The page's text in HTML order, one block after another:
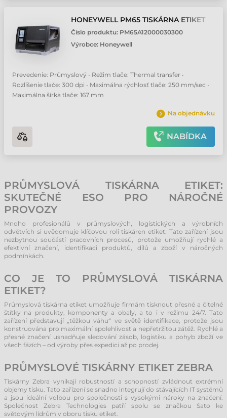
HONEYWELL PM65 TISKÁRNA ETIKET
Číslo produktu: PM65A12000030300
Výrobce: Honeywell
Prevedenie: Průmyslový • Režim tlače: Thermal transfer •
Rozlíšenie tlače: 300 dpi • Maximálna rýchlosť tlače: 250 mm/sec •
Maximálna šírka tlače: 167 mm
Na objednávku
NABÍDKA
PRŮMYSLOVÁ TISKÁRNA ETIKET:
SKUTEČNÉ ESO PRO NÁROČNÉ
PROVOZY
Mnoho profesionálů v průmyslových, logistických a výrobních
odvětvích si uvědomuje klíčovou roli tiskáren etiket. Tato zařízení jsou
nezbytnou součástí pracovních procesů, protože umožňují rychlé a
efektivní značení, identifikaci produktů, dílů a zboží v náročných
podmínkách.
CO JE TO PRŮMYSLOVÁ TISKÁRNA
ETIKET?
Průmyslová tiskárna etiket umožňuje firmám tisknout přesné a čitelné
štítky na produkty, komponenty a obaly, a to i v režimu 24/7. Tato
zařízení představují „těžkou váhu“ ve světě identifikace, protože jsou
konstruována pro maximální spolehlivost a nepřetržitou zátěž. Rychlé a
přesné značení usnadňuje sledování zásob, logistiku a pohyb zboží ve
všech fázích – od výroby přes expedici až po prodej.
PRŮMYSLOVÉ TISKÁRNY ETIKET ZEBRA
Tiskárny Zebra vynikají robustností a schopností zvládnout extrémní
objemy tisku. Tato zařízení se snadno integrují do stávajících IT systémů
a jsou ideální volbou pro společnosti s vysokými nároky na značení.
Společnost Zebra Technologies patří spolu se značkou Sato ke
světovým lídrům v oboru tisku etiket.